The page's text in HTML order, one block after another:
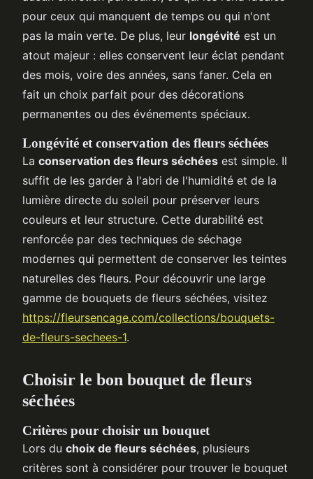
pour ceux qui manquent de temps ou qui n'ont
pas la main verte. De plus, leur longévité est un
atout majeur : elles conservent leur éclat pendant
des mois, voire des années, sans faner. Cela en
fait un choix parfait pour des décorations
permanentes ou des événements spéciaux.
Longévité et conservation des fleurs séchées
La conservation des fleurs séchées est simple. Il
suffit de les garder à l'abri de l'humidité et de la
lumière directe du soleil pour préserver leurs
couleurs et leur structure. Cette durabilité est
renforcée par des techniques de séchage
modernes qui permettent de conserver les teintes
naturelles des fleurs. Pour découvrir une large
gamme de bouquets de fleurs séchées, visitez
https://fleursencage.com/collections/bouquets-
de-fleurs-sechees-1.
Choisir le bon bouquet de fleurs
séchées
Critères pour choisir un bouquet
Lors du choix de fleurs séchées, plusieurs
critères sont à considérer pour trouver le bouquet